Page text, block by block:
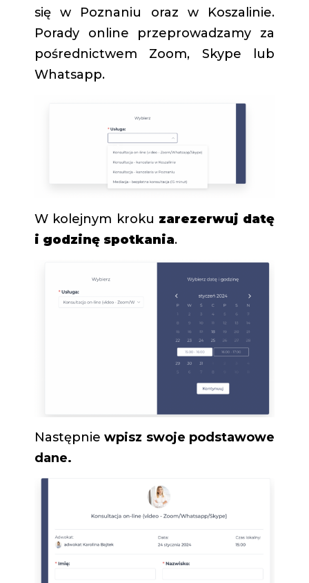
się w Poznaniu oraz w Koszalinie.
Porady online przeprowadzamy za
pośrednictwem Zoom, Skype lub
Whatsapp.
W kolejnym kroku zarezerwuj datę
i godzinę spotkania.
Następniewpisz swoje podstawowe
dane.